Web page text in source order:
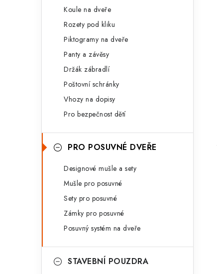
Koule na dveře
Rozety pod kliku
Piktogramy na dveře
Panty a závěsy
Držák zábradlí
Poštovní schránky
Vhozy na dopisy
Pro bezpečnost dětí
PRO POSUVNÉ DVEŘE
Designové mušle a sety
Mušle pro posuvné
Sety pro posuvné
Zámky pro posuvné
Posuvný systém na dveře
STAVEBNÍ POUZDRA